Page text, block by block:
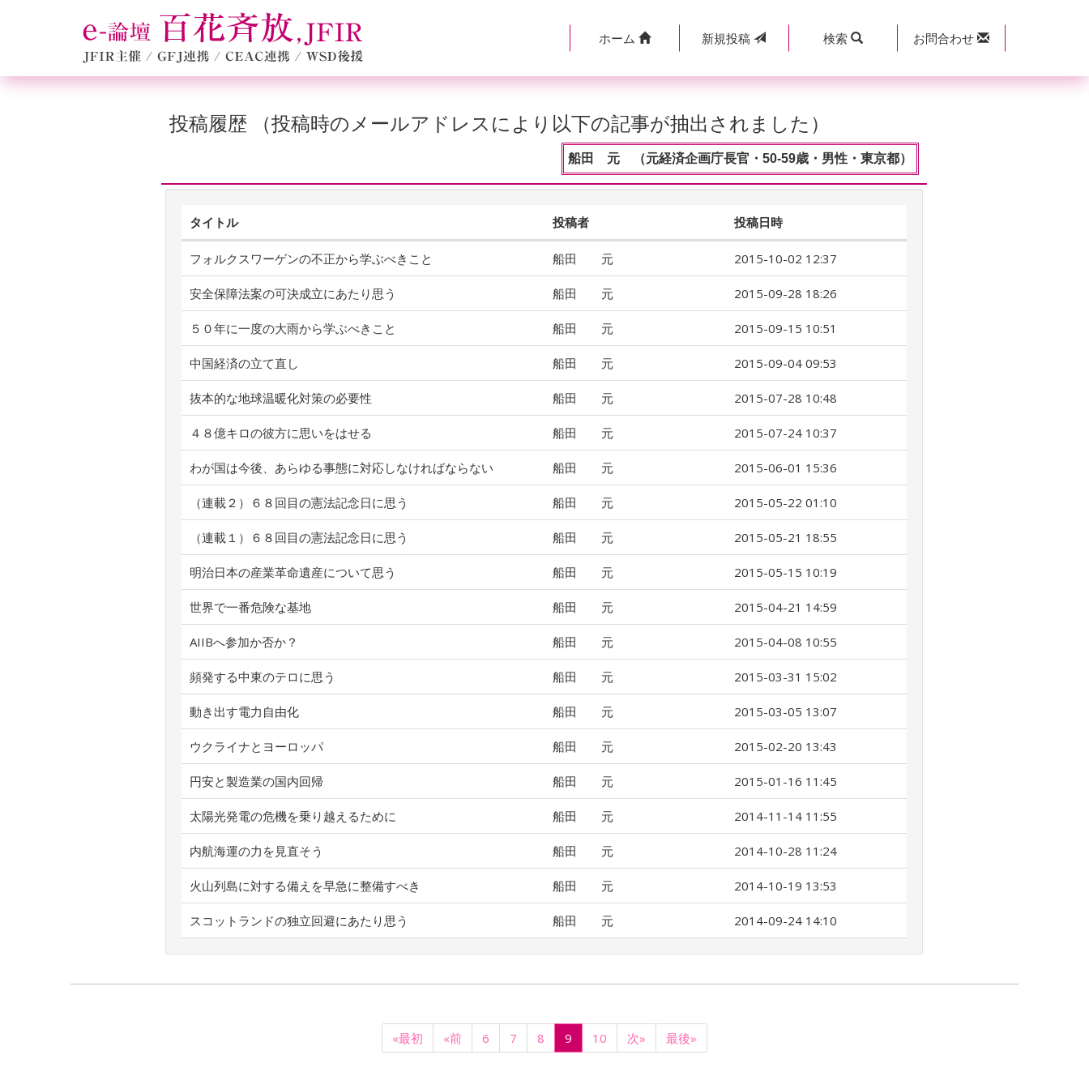
ホーム 新規投稿 検索 お問合わせ
投稿履歴 （投稿時のメールアドレスにより以下の記事が抽出されました）
船田 元 （元経済企画庁長官・50-59歳・男性・東京都）
タイトル 投稿者 投稿日時
フォルクスワーゲンの不正から学ぶべきこと 船田 元 2015-10-02 12:37
安全保障法案の可決成立にあたり思う 船田 元 2015-09-28 18:26
５０年に一度の大雨から学ぶべきこと 船田 元 2015-09-15 10:51
中国経済の立て直し 船田 元 2015-09-04 09:53
抜本的な地球温暖化対策の必要性 船田 元 2015-07-28 10:48
４８億キロの彼方に思いをはせる 船田 元 2015-07-24 10:37
わが国は今後、あらゆる事態に対応しなければならない 船田 元 2015-06-01 15:36
（連載２）６８回目の憲法記念日に思う 船田 元 2015-05-22 01:10
（連載１）６８回目の憲法記念日に思う 船田 元 2015-05-21 18:55
明治日本の産業革命遺産について思う 船田 元 2015-05-15 10:19
世界で一番危険な基地 船田 元 2015-04-21 14:59
AIIBへ参加か否か？ 船田 元 2015-04-08 10:55
頻発する中東のテロに思う 船田 元 2015-03-31 15:02
動き出す電力自由化 船田 元 2015-03-05 13:07
ウクライナとヨーロッパ 船田 元 2015-02-20 13:43
円安と製造業の国内回帰 船田 元 2015-01-16 11:45
太陽光発電の危機を乗り越えるために 船田 元 2014-11-14 11:55
内航海運の力を見直そう 船田 元 2014-10-28 11:24
火山列島に対する備えを早急に整備すべき 船田 元 2014-10-19 13:53
スコットランドの独立回避にあたり思う 船田 元 2014-09-24 14:10
«最初 «前 6 7 8 9 10 次» 最後»